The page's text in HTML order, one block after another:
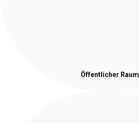
Öffentlicher Raum